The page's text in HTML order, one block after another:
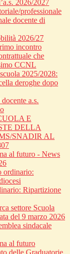
2026/2027
professionale
docente di
2026/27
incontro
che
CCNL
2025/2028:
deroghe dopo
a.s.
E
DELLA
SNADIR AL
al futuro - News
ordinario:
Ripartizione
settore Scuola
del 9 marzo 2026
sindacale
al futuro